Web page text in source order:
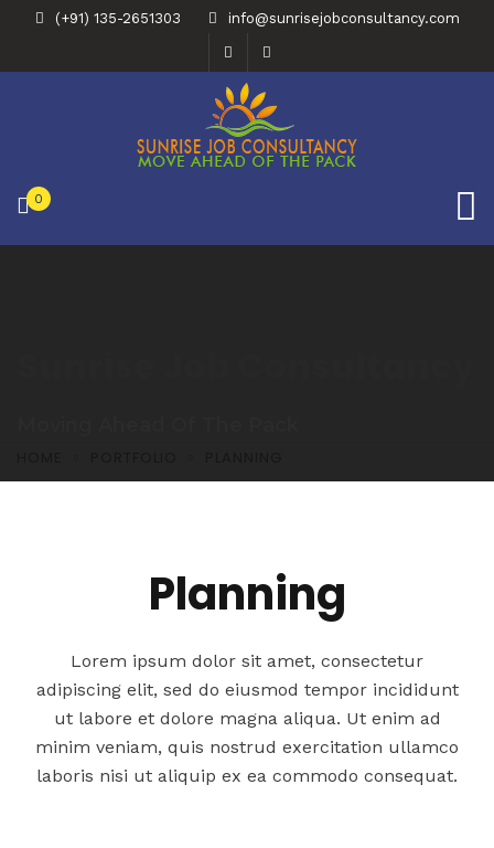
(+91) 135-2651303 info@sunrisejobconsultancy.com
0
Planning
Lorem ipsum dolor sit amet, consectetur
adipiscing elit, sed do eiusmod tempor incididunt
ut labore et dolore magna aliqua. Ut enim ad
minim veniam, quis nostrud exercitation ullamco
laboris nisi ut aliquip ex ea commodo consequat.